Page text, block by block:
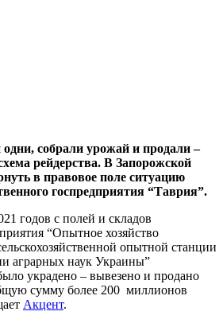
собрали урожай и продали –
рейдерства. В Запорожской
в правовое поле ситуацию
госпредприятия “Таврия”.
годов с полей и складов
“Опытное хозяйство
опытной станции
аграрных наук Украины”
украдено – вывезено и продано
сумму более 200 миллионов
Акцент.